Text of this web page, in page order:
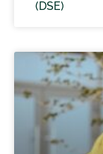
(DSE)